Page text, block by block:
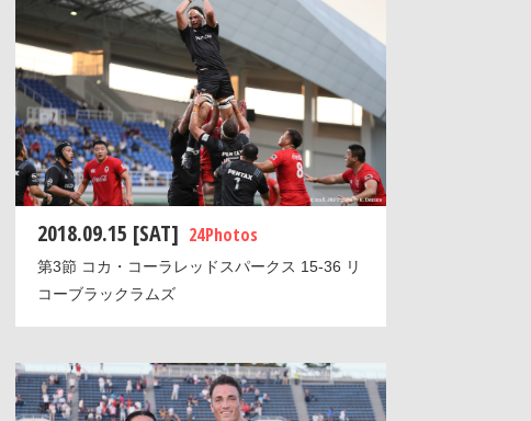
2018.09.15 [SAT] 24 Photos
第3節 コカ・コーラレッドスパークス 15-36 リ
コーブラックラムズ